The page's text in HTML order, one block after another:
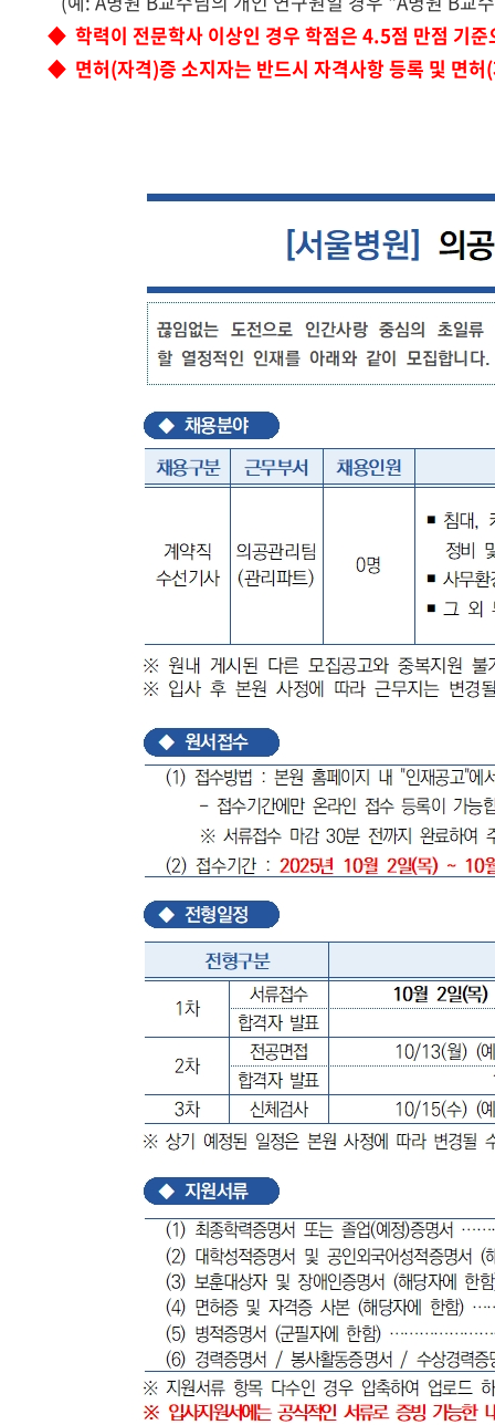
◆ 학력이 전문학사 이상인 경우 학점은 4.5점 만점 기준
◆ 면허(자격)증 소지자는 반드시 자격사항 등록 및 면